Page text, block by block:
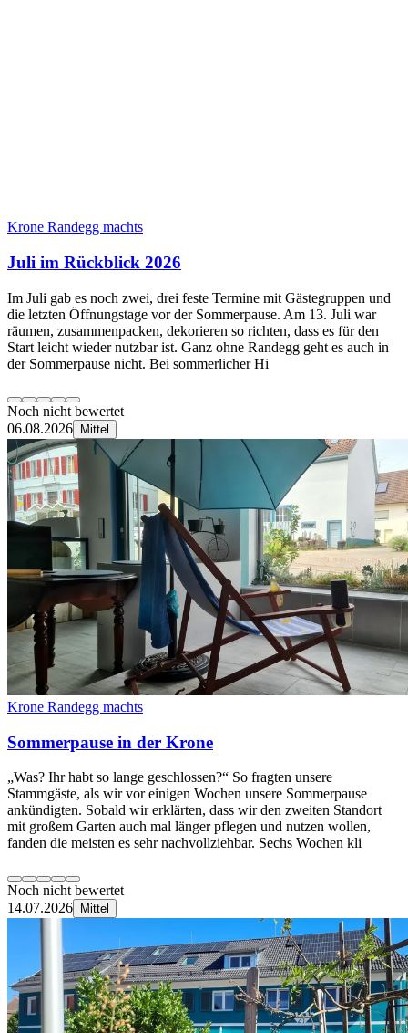
Krone Randegg machts
Juli im Rückblick 2026
Im Juli gab es noch zwei, drei feste Termine mit Gästegruppen und
die letzten Öffnungstage vor der Sommerpause. Am 13. Juli war
räumen, zusammenpacken, dekorieren so richten, dass es für den
Start leicht wieder nutzbar ist. Ganz ohne Randegg geht es auch in
der Sommerpause nicht. Bei sommerlicher Hi
Noch nicht bewertet
06.08.2026 Mittel
Krone Randegg machts
Sommerpause in der Krone
„Was? Ihr habt so lange geschlossen?“ So fragten unsere
Stammgäste, als wir vor einigen Wochen unsere Sommerpause
ankündigten. Sobald wir erklärten, dass wir den zweiten Standort
mit großem Garten auch mal länger pflegen und nutzen wollen,
fanden die meisten es sehr nachvollziehbar. Sechs Wochen kli
Noch nicht bewertet
14.07.2026
Mittel